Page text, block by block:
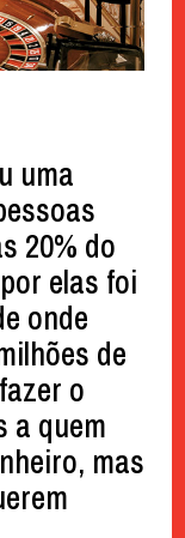
uma
20% do
elas foi
onde
de
o
a quem
mas